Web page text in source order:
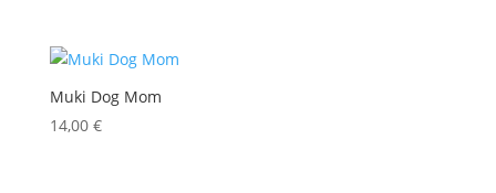
Muki Dog Mom
14,00 €